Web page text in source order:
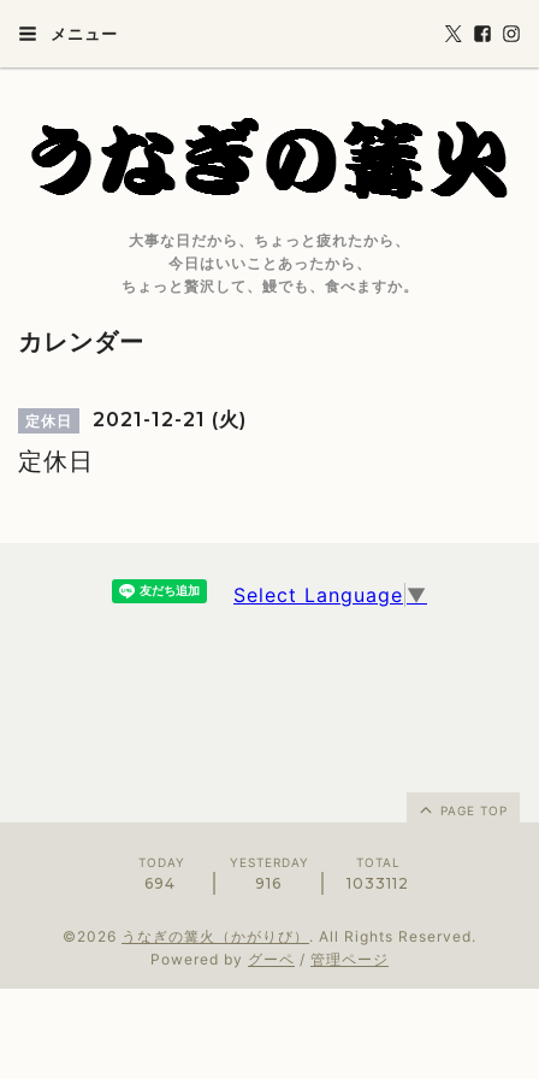
メニュー
大事な日だから、ちょっと疲れたから、
今日はいいことあったから、
ちょっと贅沢して、鰻でも、食べますか。
カレンダー
定休日 2021-12-21 (火)
定休日
Select Language ▼
PAGE TOP
TODAY
694
YESTERDAY
916
TOTAL
1033112
©2026 うなぎの篝火（かがりび） . All Rights Reserved.
Powered by グーペ / 管理ページ